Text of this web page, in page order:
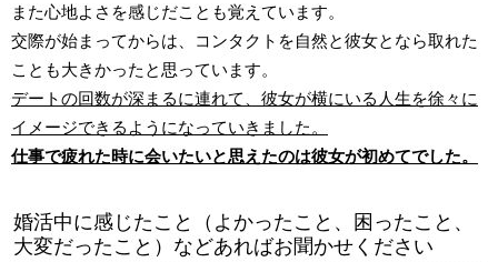
また心地よさを感じだことも覚えています。
交際が始まってからは、コンタクトを自然と彼女となら取れた
ことも大きかったと思っています。
デートの回数が深まるに連れて、彼女が横にいる人生を徐々に
イメージできるようになっていきました。
仕事で疲れた時に会いたいと思えたのは彼女が初めてでした。
婚活中に感じたこと（よかったこと、困ったこと、
大変だったこと）などあればお聞かせください